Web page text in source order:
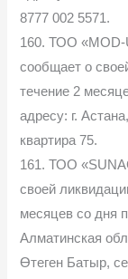
8777 002 5571.
160. ТОО «MOD-
сообщает о
течение 2
адресу: г.
квартира 75.
161. ТОО
своей
месяцев со дня
Алматинская
Өтеген Батыр,